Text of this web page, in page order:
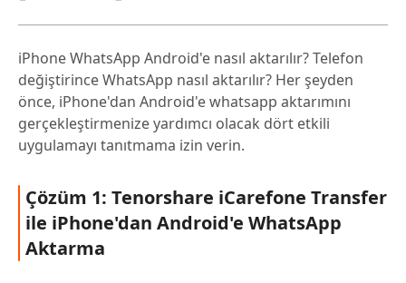
iPhone WhatsApp Android'e nasıl aktarılır? Telefon
değiştirince WhatsApp nasıl aktarılır? Her şeyden
önce, iPhone'dan Android'e whatsapp aktarımını
gerçekleştirmenize yardımcı olacak dört etkili
uygulamayı tanıtmama izin verin.
Çözüm 1: Tenorshare iCarefone Transfer
ile iPhone'dan Android'e WhatsApp
Aktarma